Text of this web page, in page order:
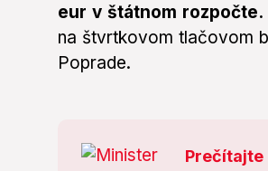
eur v štátnom rozpočte.
na štvrtkovom tlačovom
Poprade.
Prečítajte